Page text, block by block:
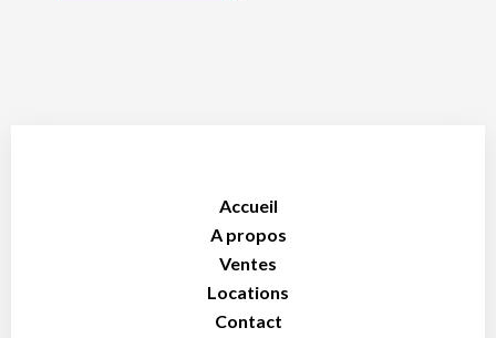
Accueil
A propos
Ventes
Locations
Contact